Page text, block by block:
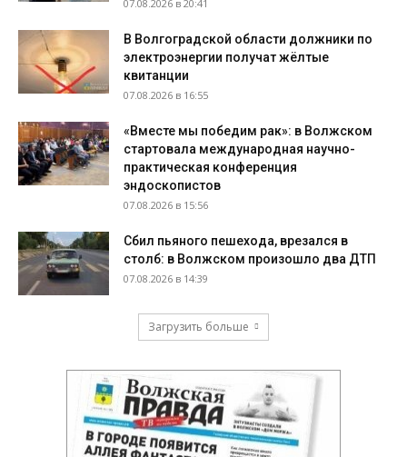
07.08.2026 в 20:41
В Волгоградской области должники по
электроэнергии получат жёлтые
квитанции
07.08.2026 в 16:55
«Вместе мы победим рак»: в Волжском
стартовала международная научно-
практическая конференция
эндоскопистов
07.08.2026 в 15:56
Сбил пьяного пешехода, врезался в
столб: в Волжском произошло два ДТП
07.08.2026 в 14:39
Загрузить больше